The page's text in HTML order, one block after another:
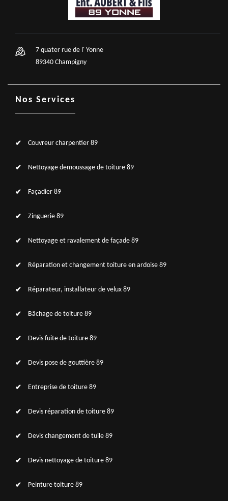
7 quater rue de l' Yonne
89340 Champigny
Nos Services
Couvreur charpentier 89
Nettoyage demoussage de toiture 89
Façadier 89
Zinguerie 89
Nettoyage et ravalement de façade 89
Réparation et changement toiture en ardoise 89
Réparateur, installateur de velux 89
Bâchage de toiture 89
Devis fuite de toiture 89
Devis pose de gouttière 89
Entreprise de toiture 89
Devis réparation de toiture 89
Devis changement de tuile 89
Devis nettoyage de toiture 89
Peinture toiture 89